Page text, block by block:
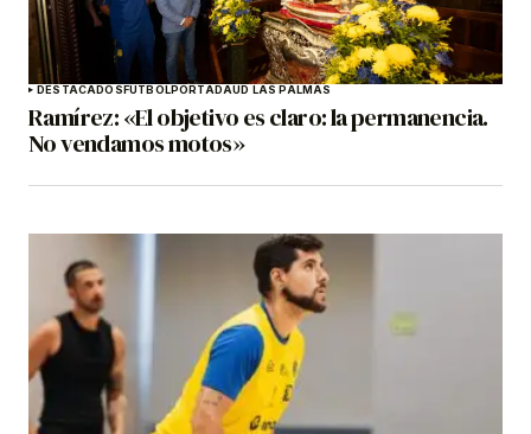
DESTACADOSFÚTBOLPORTADAUD LAS PALMAS
Ramírez: «El objetivo es claro: la permanencia.
No vendamos motos»